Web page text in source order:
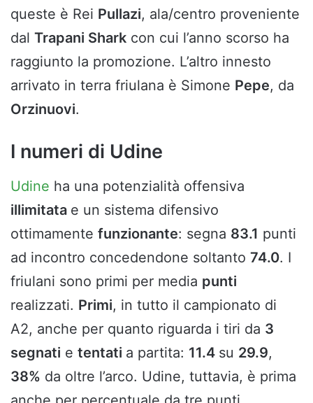
queste è Rei Pullazi, ala/centro proveniente
dal Trapani Shark con cui l’anno scorso ha
raggiunto la promozione. L’altro innesto
arrivato in terra friulana è Simone Pepe, da
Orzinuovi.
I numeri di Udine
Udine ha una potenzialità offensiva
illimitata e un sistema difensivo
ottimamente funzionante: segna 83.1 punti
ad incontro concedendone soltanto 74.0. I
friulani sono primi per media punti
realizzati. Primi, in tutto il campionato di
A2, anche per quanto riguarda i tiri da 3
segnati e tentati a partita: 11.4 su 29.9,
38% da oltre l’arco. Udine, tuttavia, è prima